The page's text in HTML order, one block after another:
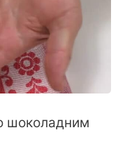
шоколадним